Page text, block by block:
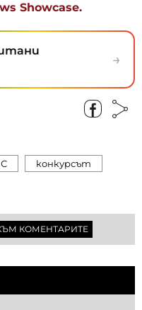
Showcase.
→
конкурсът
КОМЕНТАРИТЕ